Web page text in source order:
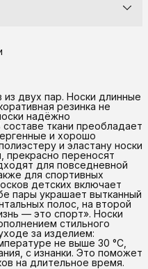
двух пар. Носки длинные
резинка не
надёжно
ткани преобладает
и хорошо
и эластану носки
прекрасно переносят
для повседневной
для спортивных
детских включает
пары украшает вытканный
полос, на второй
— это спорт». Носки
стильного
за изделием:
не выше 30 °C,
с изнанки. Это поможет
на длительное время.